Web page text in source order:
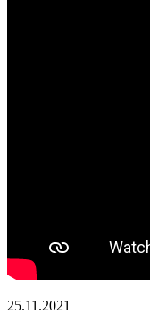
25.11.2021